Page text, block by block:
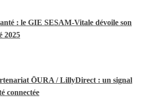
: le GIE SESAM-Vitale dévoile son
2025
ŌURA / LillyDirect : un signal
connectée